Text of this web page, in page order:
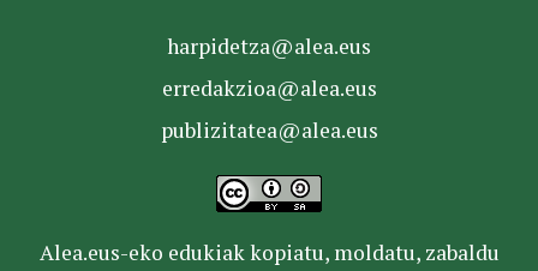
harpidetza@alea.eus
erredakzioa@alea.eus
publizitatea@alea.eus
Alea.eus-eko edukiak kopiatu, moldatu, zabaldu